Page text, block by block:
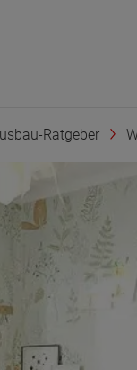
Ratgeber